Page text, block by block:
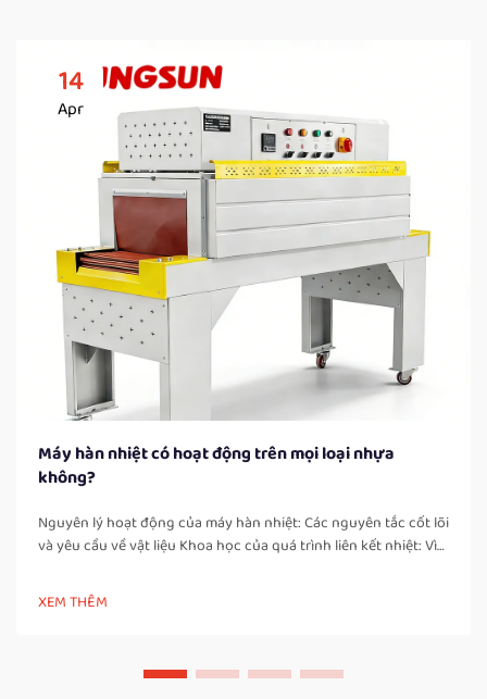
14
Apr
Máy hàn nhiệt có hoạt động trên mọi loại nhựa
không?
Nguyên lý hoạt động của máy hàn nhiệt: Các nguyên tắc cốt lõi
và yêu cầu về vật liệu Khoa học của quá trình liên kết nhiệt: Vì
tin cậy Máy hàn nhiệt hoạt động bằng cách tạo ra các mối nối
chắc chắn, không rò rỉ thông qua việc làm nóng chảy và gắn
XEM THÊM